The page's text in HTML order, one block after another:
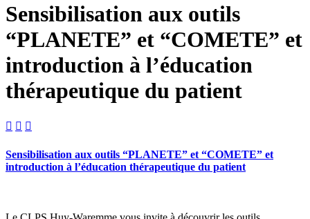
Sensibilisation aux outils
“PLANETE” et “COMETE” et
introduction à l’éducation
thérapeutique du patient
  
Sensibilisation aux outils “PLANETE” et “COMETE” et
introduction à l’éducation thérapeutique du patient